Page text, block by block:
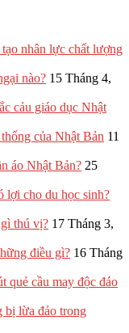
nhân lực chất lượng
nào? 15 Tháng 4,
cảu giáo dục Nhật
của Nhật Bản 11
áo Nhật Bản? 25
lợi cho du học sinh?
thú vị? 17 Tháng 3,
điều gì? 16 Tháng
quẻ cầu may độc đáo
bị lừa đảo trong